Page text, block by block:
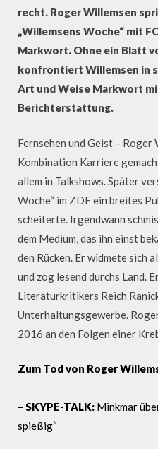
recht. Roger Willemsen
„Willemsens Woche“ mit
Markwort. Ohne ein Blatt
konfrontiert Willemsen in
Art und Weise Markwort
Berichterstattung.
Fernsehen und Geist –
Kombination Karriere
allem in Talkshows. Später
Woche“ im ZDF ein breites
scheiterte. Irgendwann
dem Medium, das ihn einst
den Rücken. Er widmete sich
und zog lesend durchs Land.
Literaturkritikers Reich
Unterhaltungsgewerbe.
2016 an den Folgen einer
Zum Tod von Roger
– SKYPE-TALK: Minkmar
spießig“